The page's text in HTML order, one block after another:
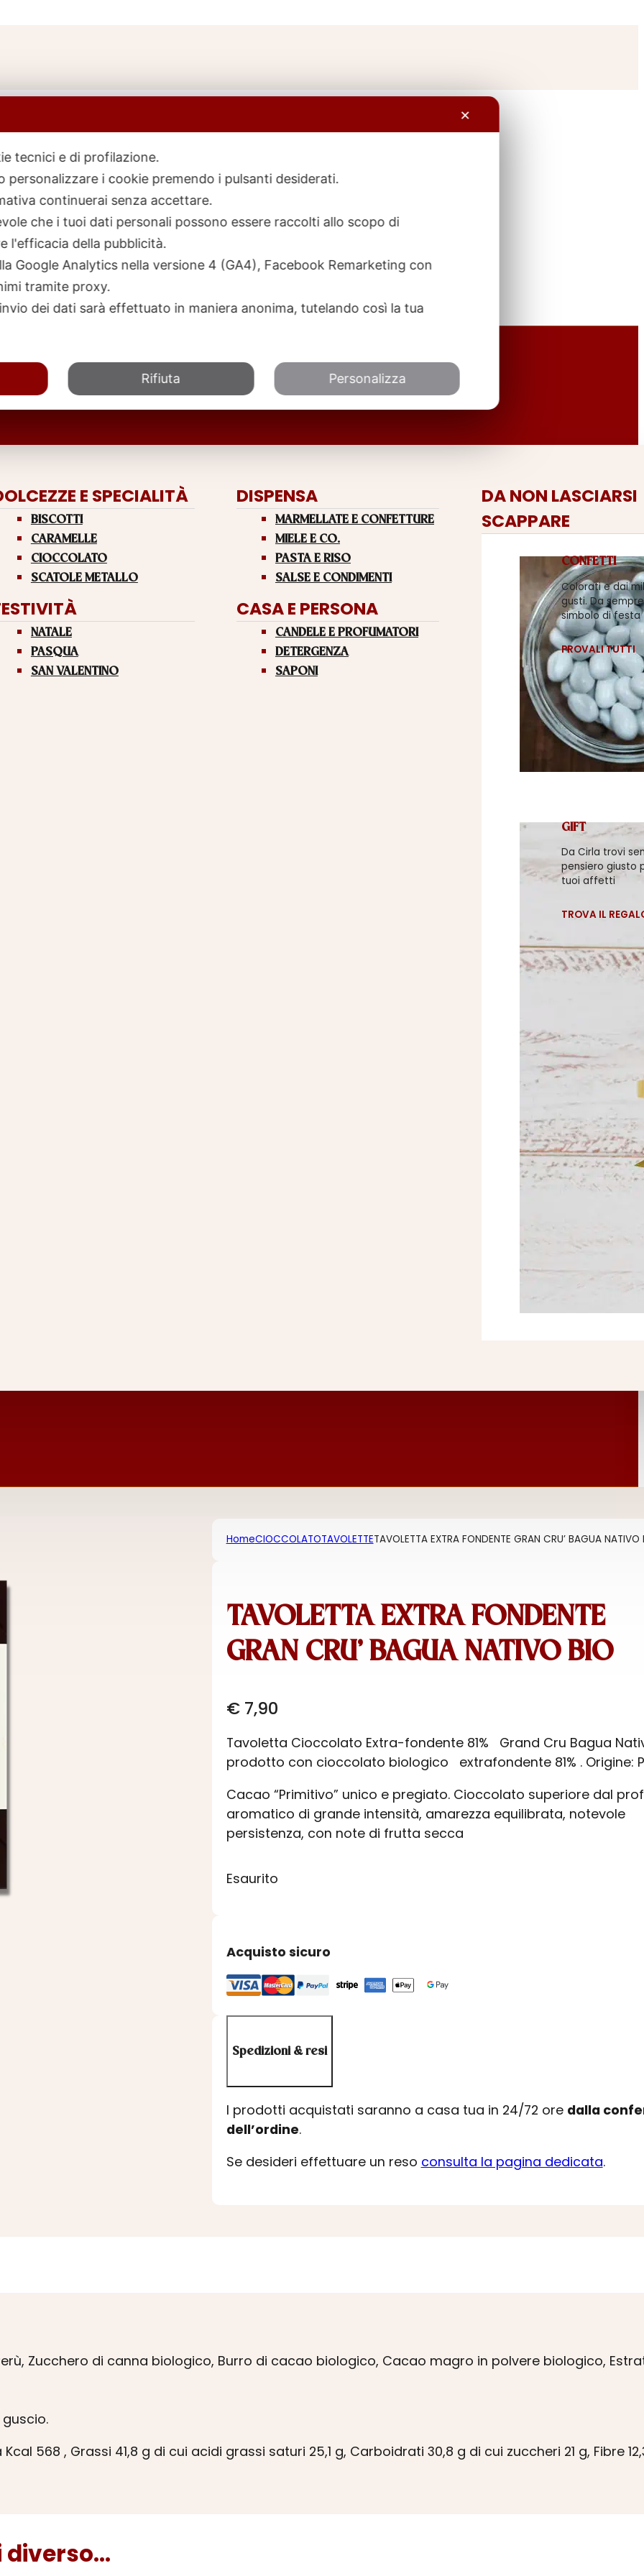
E SPECIALITÀ
BISCOTTI
CARAMELLE
CIOCCOLATO
SCATOLE METALLO
NATALE
PASQUA
SAN VALENTINO
DISPENSA
MARMELLATE E CONFETTURE
MIELE E CO.
PASTA E RISO
SALSE E CONDIMENTI
CASA E PERSONA
CANDELE E PROFUMATORI
DETERGENZA
SAPONI
DA NON LASCIARSI
SCAPPARE
CONFETTI
Colorati e dai
gusti. Da sempre
simbolo di festa
PROVALI TUTTI
GIFT
Da Cirla trovi
pensiero giusto
tuoi affetti
TROVA IL
HomeCIOCCOLATOTAVOLETTETAVOLETTA EXTRA FONDENTE GRAN CRU’ BAGUA NATIVO
TAVOLETTA EXTRA FONDENTE
GRAN CRU’ BAGUA NATIVO BIO
€7,90
Tavoletta Cioccolato Extra-fondente 81% Grand Cru Bagua
prodotto con cioccolato biologico extrafondente 81% . Origine:
Cacao “Primitivo” unico e pregiato. Cioccolato superiore dal
aromatico di grande intensità, amarezza equilibrata, notevole
persistenza, con note di frutta secca
Esaurito
Acquisto sicuro
Spedizioni & resi
I prodotti acquistati saranno a casa tua in 24/72 ore dalla
dell’ordine.
Se desideri effettuare un reso consulta la pagina dedicata.
Zucchero di canna biologico, Burro di cacao biologico, Cacao magro in polvere biologico,
568 , Grassi 41,8 g di cui acidi grassi saturi 25,1 g, Carboidrati 30,8 g di cui zuccheri 21 g, Fibre
✕
tecnici e di profilazione.
personalizzare i cookie premendo i pulsanti desiderati.
continuerai senza accettare.
che i tuoi dati personali possono essere raccolti allo scopo di
l'efficacia della pubblicità.
Google Analytics nella versione 4 (GA4), Facebook Remarketing con
tramite proxy.
dei dati sarà effettuato in maniera anonima, tutelando così la tua
Rifiuta Personalizza